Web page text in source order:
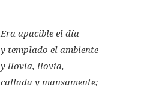
Era apacible el día
y templado el ambiente
y llovía, llovía,
callada y mansamente;